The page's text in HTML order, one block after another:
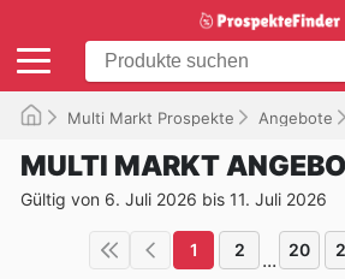
Multi Markt Prospekte Angebote
MULTI MARKT
Gültig von 6. Juli 2026 bis 11. Juli 2026
1 2 ... 20